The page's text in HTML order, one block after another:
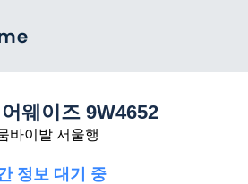
웨이즈 9W4652
바이발 서울행
정보 대기 중